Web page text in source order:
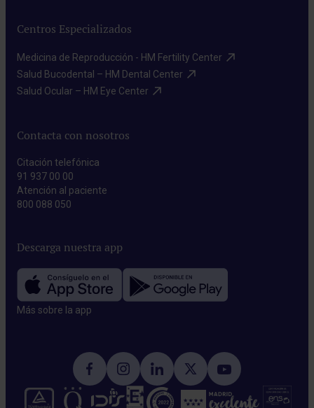
Centros Especializados
Medicina de Reproducción - HM Fertility Center​
Salud Bucodental – HM Dental Center​
Salud Ocular – HM Eye Center​
Contacta con nosotros
Citación telefónica
91 937 00 00
Atención al paciente
800 088 050
Descarga nuestra app
Más sobre la app​